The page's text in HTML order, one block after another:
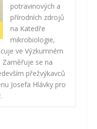
potravinových a
přírodních zdrojů
na Katedře
mikrobiologie,
ve Výzkumném
Zaměřuje se na
přežvýkavců
Josefa Hlávky pro